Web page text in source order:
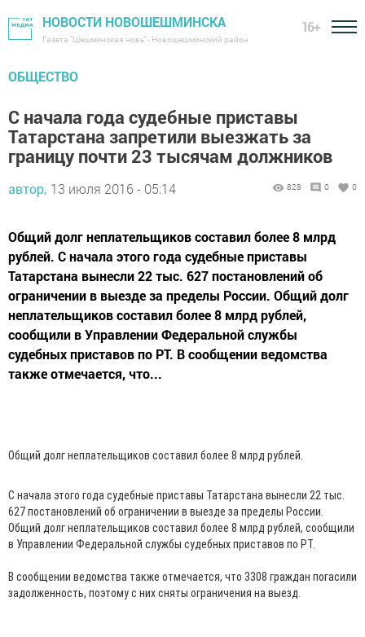
НОВОСТИ НОВОШЕШМИНСКА
Газета "Шешминская новь" - Новошешминский район
16+
ОБЩЕСТВО
С начала года судебные приставы
Татарстана запретили выезжать за
границу почти 23 тысячам должников
автор, 13 июля 2016 - 05:14 828 0 0
Общий долг неплательщиков составил более 8 млрд
рублей. С начала этого года судебные приставы
Татарстана вынесли 22 тыс. 627 постановлений об
ограничении в выезде за пределы России. Общий долг
неплательщиков составил более 8 млрд рублей,
сообщили в Управлении Федеральной службы
судебных приставов по РТ. В сообщении ведомства
также отмечается, что...
Общий долг неплательщиков составил более 8 млрд рублей.
С начала этого года судебные приставы Татарстана вынесли 22 тыс.
627 постановлений об ограничении в выезде за пределы России.
Общий долг неплательщиков составил более 8 млрд рублей, сообщили
в Управлении Федеральной службы судебных приставов по РТ.
В сообщении ведомства также отмечается, что 3308 граждан погасили
задолженность, поэтому с них сняты ограничения на выезд.